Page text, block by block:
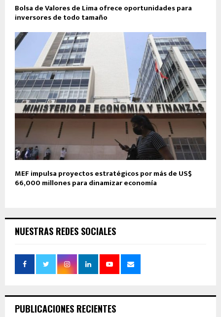
Bolsa de Valores de Lima ofrece oportunidades para
inversores de todo tamaño
MEF impulsa proyectos estratégicos por más de US$
66,000 millones para dinamizar economía
NUESTRAS REDES SOCIALES
PUBLICACIONES RECIENTES